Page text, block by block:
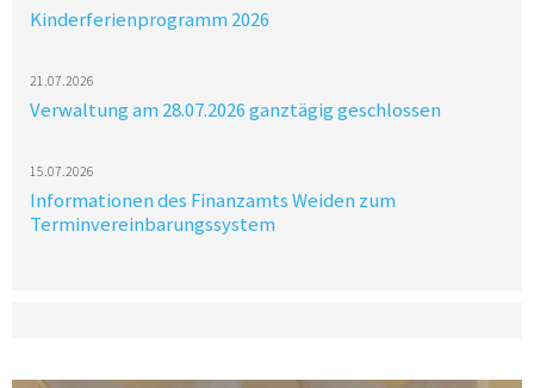
Kinderferienprogramm 2026
21.07.2026
Verwaltung am 28.07.2026 ganztägig geschlossen
15.07.2026
Informationen des Finanzamts Weiden zum
Terminvereinbarungssystem